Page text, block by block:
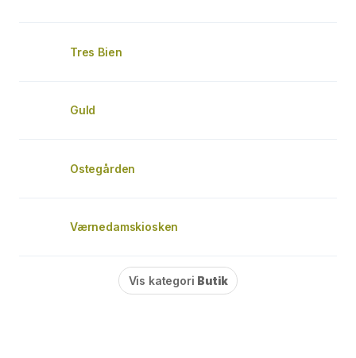
Tres Bien
Guld
Ostegården
Værnedamskiosken
Vis kategori Butik